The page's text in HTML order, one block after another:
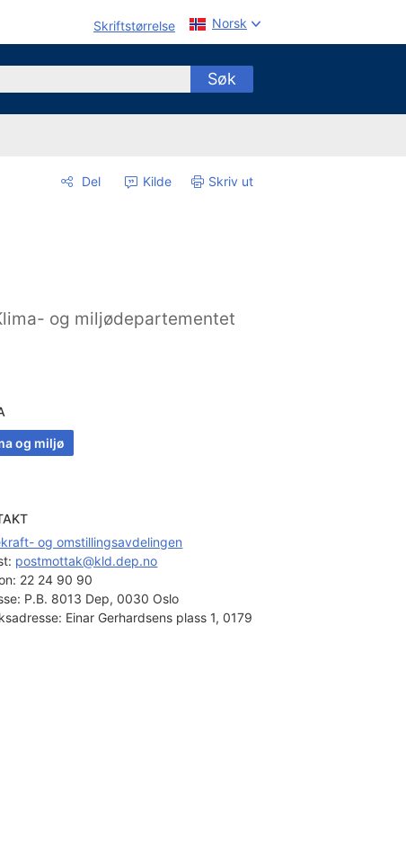
Skriftstørrelse Norsk
Søk
Del Kilde Skriv ut
og miljødepartementet
og miljø
og omstillingsavdelingen
postmottak@kld.dep.no
22 24 90 90
P.B. 8013 Dep, 0030 Oslo
Einar Gerhardsens plass 1, 0179